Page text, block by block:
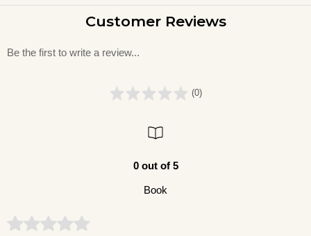
Customer Reviews
Be the first to write a review...
(0)
0 out of 5
Book